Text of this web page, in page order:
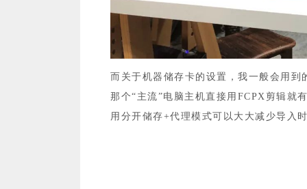
而关于机器储存卡的设置，我一般会用
那个“主流”电脑主机直接用FCPX剪辑就
用分开储存+代理模式可以大大减少导入